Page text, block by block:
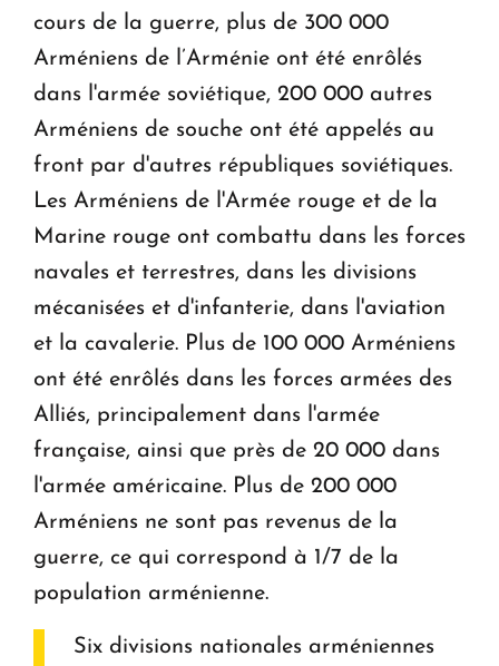
cours de la guerre, plus de 300 000
Arméniens de l’Arménie ont été enrôlés
dans l'armée soviétique, 200 000 autres
Arméniens de souche ont été appelés au
front par d'autres républiques soviétiques.
Les Arméniens de l'Armée rouge et de la
Marine rouge ont combattu dans les forces
navales et terrestres, dans les divisions
mécanisées et d'infanterie, dans l'aviation
et la cavalerie. Plus de 100 000 Arméniens
ont été enrôlés dans les forces armées des
Alliés, principalement dans l'armée
française, ainsi que près de 20 000 dans
l'armée américaine. Plus de 200 000
Arméniens ne sont pas revenus de la
guerre, ce qui correspond à 1/7 de la
population arménienne.
Six divisions nationales arméniennes